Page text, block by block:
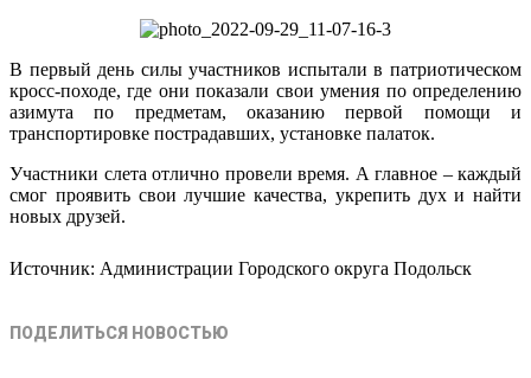
В первый день силы участников испытали в патриотическом
кросс-походе, где они показали свои умения по определению
азимута по предметам, оказанию первой помощи и
транспортировке пострадавших, установке палаток.
Участники слета отлично провели время. А главное – каждый
смог проявить свои лучшие качества, укрепить дух и найти
новых друзей.
Источник: Администрации Городского округа Подольск
ПОДЕЛИТЬСЯ НОВОСТЬЮ